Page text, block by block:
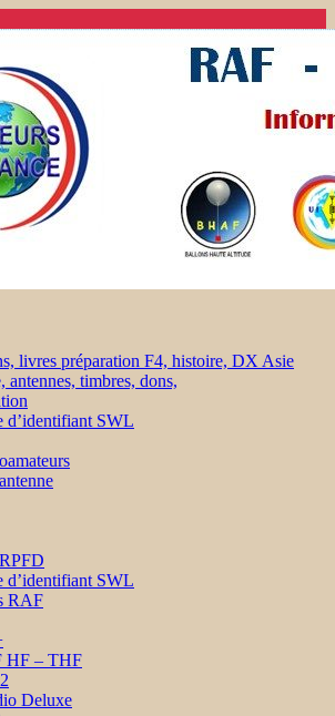
livres préparation F4, histoire, DX Asie
antennes, timbres, dons,
d’identifiant SWL
d’identifiant SWL
RAF
HF – THF
Deluxe